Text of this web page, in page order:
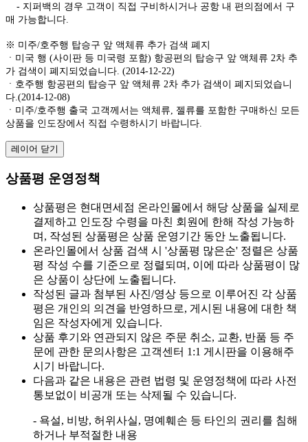
- 지퍼백의 경우 고객이 직접 구비하시거나 공항 내 편의점에서 구
매 가능합니다.
※ 미주/호주행 탑승구 앞 액체류 추가 검색 폐지
ㆍ미국 행 (사이판 등 미국령 포함) 항공편의 탑승구 앞 액체류 2차 추
가 검색이 폐지되었습니다. (2014-12-22)
ㆍ호주행 항공편의 탑승구 앞 액체류 2차 추가 검색이 폐지되었습니
다.(2014-12-08)
ㆍ미주/호주행 출국 고객께서는 액체류, 젤류를 포함한 구매하신 모든
상품을 인도장에서 직접 수령하시기 바랍니다.
레이어 닫기
상품평 운영정책
상품평은 현대면세점 온라인몰에서 해당 상품을 실제로
결제하고 인도장 수령을 마친 회원에 한해 작성 가능하
며, 작성된 상품평은 상품 운영기간 동안 노출됩니다.
온라인몰에서 상품 검색 시 '상품평 많은순' 정렬은 상품
평 작성 수를 기준으로 정렬되며, 이에 따라 상품평이 많
은 상품이 상단에 노출됩니다.
작성된 글과 첨부된 사진/영상 등으로 이루어진 각 상품
평은 개인의 의견을 반영하므로, 게시된 내용에 대한 책
임은 작성자에게 있습니다.
상품 후기와 연관되지 않은 주문 취소, 교환, 반품 등 주
문에 관한 문의사항은 고객센터 1:1 게시판을 이용해주
시기 바랍니다.
다음과 같은 내용은 관련 법령 및 운영정책에 따라 사전
통보없이 비공개 또는 삭제될 수 있습니다.
- 욕설, 비방, 허위사실, 명예훼손 등 타인의 권리를 침해
하거나 부적절한 내용